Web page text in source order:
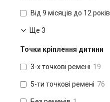
Від 9 місяців до 12 років
Ще 3
Точки кріплення дитини
3-х точкові ремені 19
5-ти точкові ремені 76